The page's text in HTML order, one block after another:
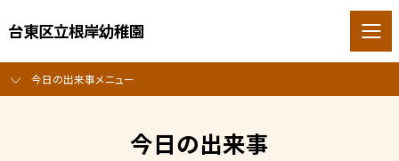
台東区立根岸幼稚園
今日の出来事メニュー
今日の出来事